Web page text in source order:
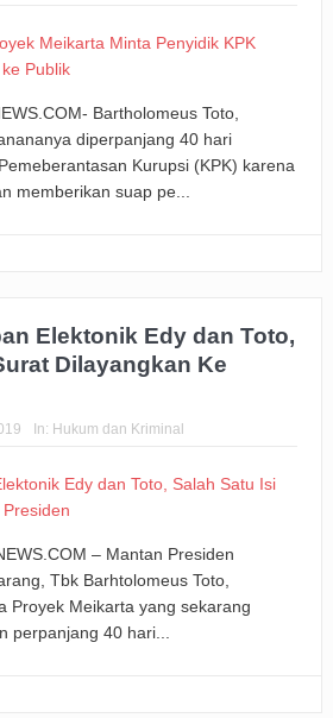
Bartholomeus Toto,
diperpanjang 40 hari
Kurupsi (KPK) karena
memberikan suap pe...
Elektonik Edy dan Toto,
Dilayangkan Ke
In: Hukum dan Kriminal
– Mantan Presiden
Tbk Barhtolomeus Toto,
Proyek Meikarta yang sekarang
perpanjang 40 hari...